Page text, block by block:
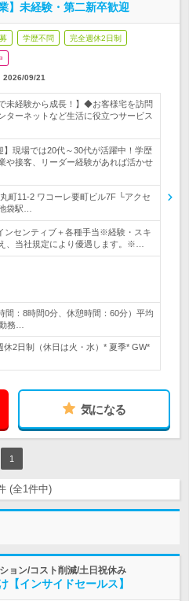
】未経験・第二新卒歓迎
学歴不問 完全週休2日制
2026/09/21
未経験から成長！】◆お客様宅を訪問
ターネットなど生活に役立つサービス
】現場では20代～30代が活躍中！学歴
や接客、リーダー経験があれば活かせ
町11-2 ワコーレ要町ビル7F └アクセ
袋駅…
ンセンティブ＋各種手当※経験・スキ
、当社規定により優遇します。※…
間：8時間0分、休憩時間：60分）平均
務…
2日制（休日は火・水）* 夏季* GW*
気になる
1
(全1件中)
ョン/コスト削減/土日祝休み
【インサイドセールス】